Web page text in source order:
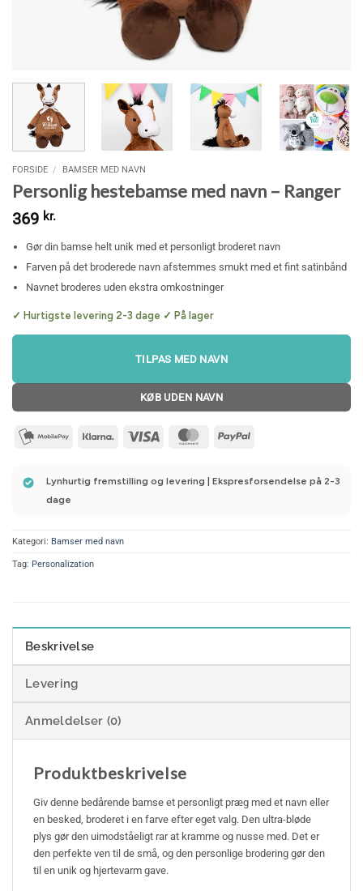
FORSIDE / BAMSER MED NAVN
Personlig hestebamse med navn – Ranger
369 kr.
Gør din bamse helt unik med et personligt broderet navn
Farven på det broderede navn afstemmes smukt med et fint satinbånd
Navnet broderes uden ekstra omkostninger
✓ Hurtigste levering 2-3 dage ✓ På lager
TILPAS MED NAVN
KØB UDEN NAVN
mobilepay2Klarna Visa MasterCardPayPal
Lynhurtig fremstilling og levering | Ekspresforsendelse på 2-3
dage
Kategori: Bamser med navn
Tag: Personalization
Beskrivelse
Levering
Anmeldelser (0)
Produktbeskrivelse
Giv denne bedårende bamse et personligt præg med et navn eller
en besked, broderet i en farve efter eget valg. Den ultra-bløde
plys gør den uimodståeligt rar at kramme og nusse med. Det er
den perfekte ven til de små, og den personlige brodering gør den
til en unik og hjertevarm gave.